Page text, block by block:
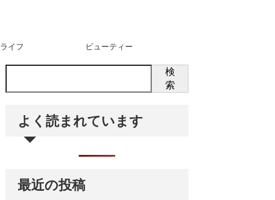
ライフ ビューティー
検
索
よく読まれています
最近の投稿